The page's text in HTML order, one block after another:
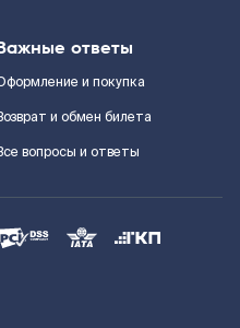
ответы
и покупка
и обмен билета
вопросы и ответы